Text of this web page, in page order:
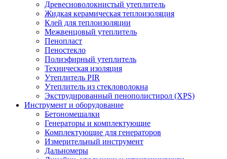
Древесноволокнистый утеплитель
Жидкая керамическая теплоизоляция
Клей для теплоизоляции
Межвенцовый утеплитель
Пенопласт
Пеностекло
Полиэфирный утеплитель
Техническая изоляция
Утеплитель PIR
Утеплитель из стекловолокна
Экструдированный пенополистирол (XPS)
Инструмент и оборудование
Бетономешалки
Генераторы и комплектующие
Комплектующие для генераторов
Измерительный инструмент
Дальномеры